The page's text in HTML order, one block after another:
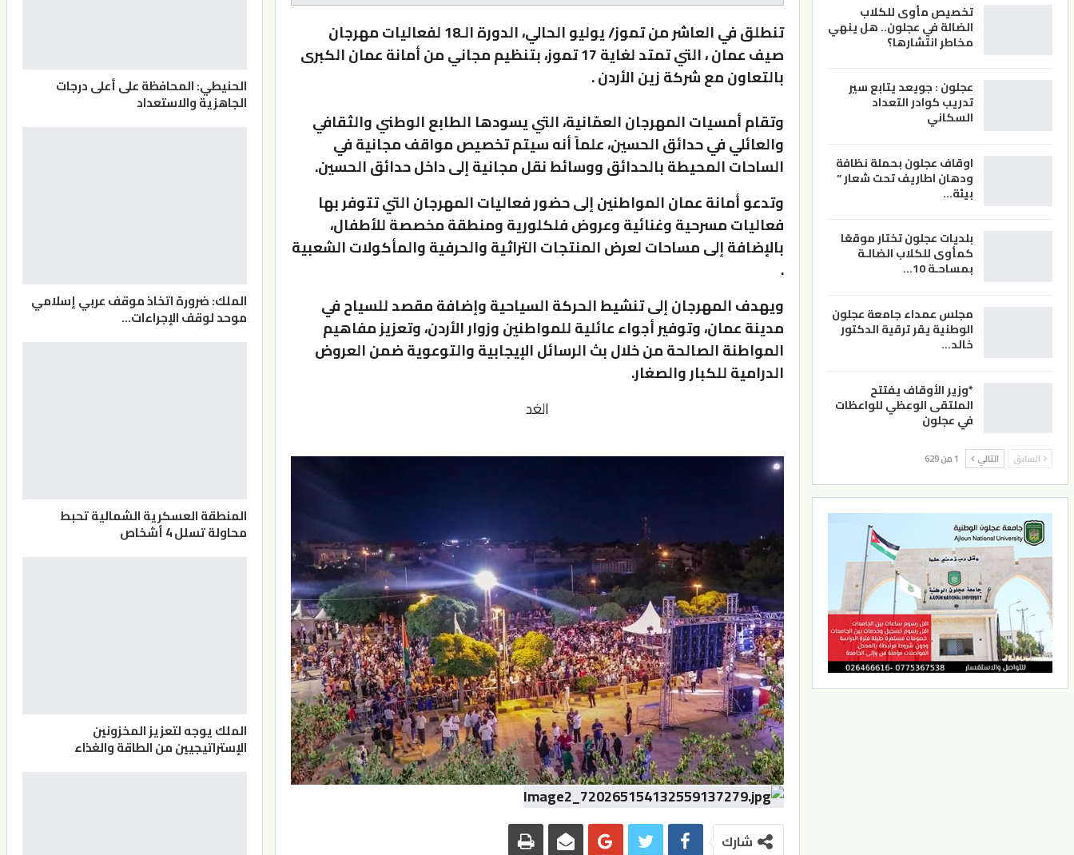
تنطلق في العاشر من تموز/ يوليو الحالي، الدورة الـ18 لفعاليات مهرجان
صيف عمان ، التي تمتد لغاية 17 تموز، بتنظيم مجاني من أمانة عمان الكبرى
بالتعاون مع شركة زين الأردن .
وتقام أمسيات المهرجان العمّانية، التي يسودها الطابع الوطني والثقافي
والعائلي في حدائق الحسين، علماً أنه سيتم تخصيص مواقف مجانية في
الساحات المحيطة بالحدائق ووسائط نقل مجانية إلى داخل حدائق الحسين.
وتدعو أمانة عمان المواطنين إلى حضور فعاليات المهرجان التي تتوفر بها
فعاليات مسرحية وغنائية وعروض فلكلورية ومنطقة مخصصة للأطفال،
بالإضافة إلى مساحات لعرض المنتجات التراثية والحرفية والمأكولات الشعبية
.
ويهدف المهرجان إلى تنشيط الحركة السياحية وإضافة مقصد للسياح في
مدينة عمان، وتوفير أجواء عائلية للمواطنين وزوار الأردن، وتعزيز مفاهيم
المواطنة الصالحة من خلال بث الرسائل الإيجابية والتوعوية ضمن العروض
الدرامية للكبار والصغار.
الغد
شارك
تخصيص مأوى للكلاب
الضالة في عجلون.. هل ينهي
مخاطر انتشارها؟
عجلون : جويعد يتابع سير
تدريب كوادر التعداد
السكاني
اوقاف عجلون بحملة نظافة
ودهان اطاريف تحت شعار ”
بيئة…
بلديات عجلون تختار موقعًا
كمأوى للكلاب الضالـة
بمساحـة 10…
مجلس عمداء جامعة عجلون
الوطنية يقر ترقية الدكتور
خالد…
*وزير الأوقاف يفتتح
الملتقى الوعظي للواعظات
في عجلون
السابق التالي 1 من 629
الحنيطي: المحافظة على أعلى درجات
الجاهزية والاستعداد
الملك: ضرورة اتخاذ موقف عربي إسلامي
موحد لوقف الإجراءات…
المنطقة العسكرية الشمالية تحبط
محاولة تسلل 4 أشخاص
الملك يوجه لتعزيز المخزونين
الإستراتيجيين من الطاقة والغذاء